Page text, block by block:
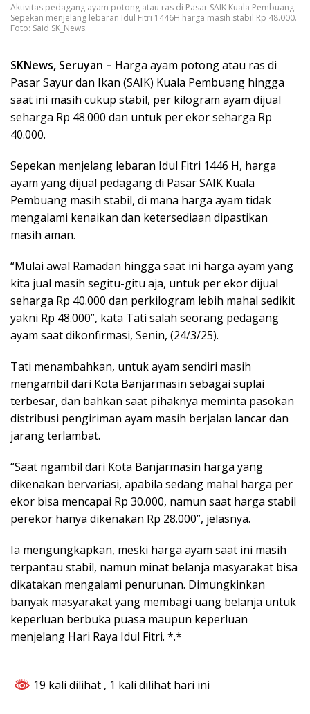
Aktivitas pedagang ayam potong atau ras di Pasar SAIK Kuala Pembuang.
Sepekan menjelang lebaran Idul Fitri 1446H harga masih stabil Rp 48.000.
Foto: Said SK_News.
SKNews, Seruyan – Harga ayam potong atau ras di
Pasar Sayur dan Ikan (SAIK) Kuala Pembuang hingga
saat ini masih cukup stabil, per kilogram ayam dijual
seharga Rp 48.000 dan untuk per ekor seharga Rp
40.000.
Sepekan menjelang lebaran Idul Fitri 1446 H, harga
ayam yang dijual pedagang di Pasar SAIK Kuala
Pembuang masih stabil, di mana harga ayam tidak
mengalami kenaikan dan ketersediaan dipastikan
masih aman.
“Mulai awal Ramadan hingga saat ini harga ayam yang
kita jual masih segitu-gitu aja, untuk per ekor dijual
seharga Rp 40.000 dan perkilogram lebih mahal sedikit
yakni Rp 48.000”, kata Tati salah seorang pedagang
ayam saat dikonfirmasi, Senin, (24/3/25).
Tati menambahkan, untuk ayam sendiri masih
mengambil dari Kota Banjarmasin sebagai suplai
terbesar, dan bahkan saat pihaknya meminta pasokan
distribusi pengiriman ayam masih berjalan lancar dan
jarang terlambat.
“Saat ngambil dari Kota Banjarmasin harga yang
dikenakan bervariasi, apabila sedang mahal harga per
ekor bisa mencapai Rp 30.000, namun saat harga stabil
perekor hanya dikenakan Rp 28.000”, jelasnya.
Ia mengungkapkan, meski harga ayam saat ini masih
terpantau stabil, namun minat belanja masyarakat bisa
dikatakan mengalami penurunan. Dimungkinkan
banyak masyarakat yang membagi uang belanja untuk
keperluan berbuka puasa maupun keperluan
menjelang Hari Raya Idul Fitri. *.*
19 kali dilihat , 1 kali dilihat hari ini